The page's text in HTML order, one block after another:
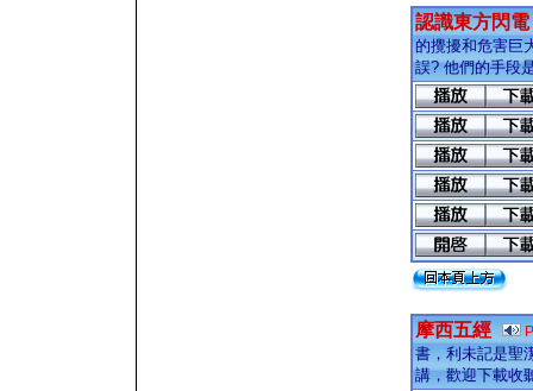
認識東方閃電
的攪擾和危害巨
誤? 他們的手段
摩西五經
書，利未記是聖
講，歡迎下載收